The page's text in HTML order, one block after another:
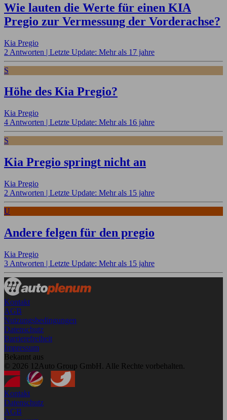
Wie lauten die Werte für einen KIA
Pregio zur Vermessung der Vorderachse?
Kia Pregio
2 Antworten | Letzte Update: Mehr als 17 jahre
S
Höhe des Kia Pregio?
Kia Pregio
4 Antworten | Letzte Update: Mehr als 16 jahre
S
Kia Pregio springt nicht an
Kia Pregio
2 Antworten | Letzte Update: Mehr als 15 jahre
U
Andere felgen für den pregio
Kia Pregio
3 Antworten | Letzte Update: Mehr als 15 jahre
Kontakt
AGB
Nutzungsbedingungen
Datenschutz
Barrierefreiheit
Impressum
Bekannt aus
© 2026 12Auto Group GmbH. Alle Rechte vorbehalten.
Kontakt
Datenschutz
AGB